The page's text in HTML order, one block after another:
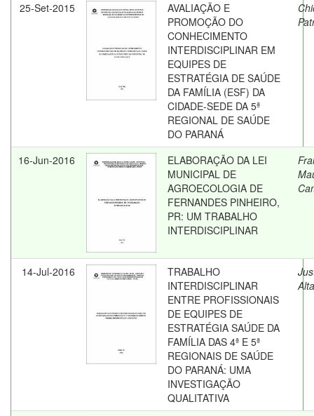
25-Set-2015
AVALIAÇÃO E
PROMOÇÃO DO
CONHECIMENTO
INTERDISCIPLINAR EM
EQUIPES DE
ESTRATÉGIA DE SAÚDE
DA FAMÍLIA (ESF) DA
CIDADE-SEDE DA 5ª
REGIONAL DE SAÚDE
DO PARANÁ
16-Jun-2016
ELABORAÇÃO DA LEI
MUNICIPAL DE
AGROECOLOGIA DE
FERNANDES PINHEIRO,
PR: UM TRABALHO
INTERDISCIPLINAR
14-Jul-2016
TRABALHO
INTERDISCIPLINAR
ENTRE PROFISSIONAIS
DE EQUIPES DE
ESTRATÉGIA SAÚDE DA
FAMÍLIA DAS 4ª E 5ª
REGIONAIS DE SAÚDE
DO PARANÁ: UMA
INVESTIGAÇÃO
QUALITATIVA